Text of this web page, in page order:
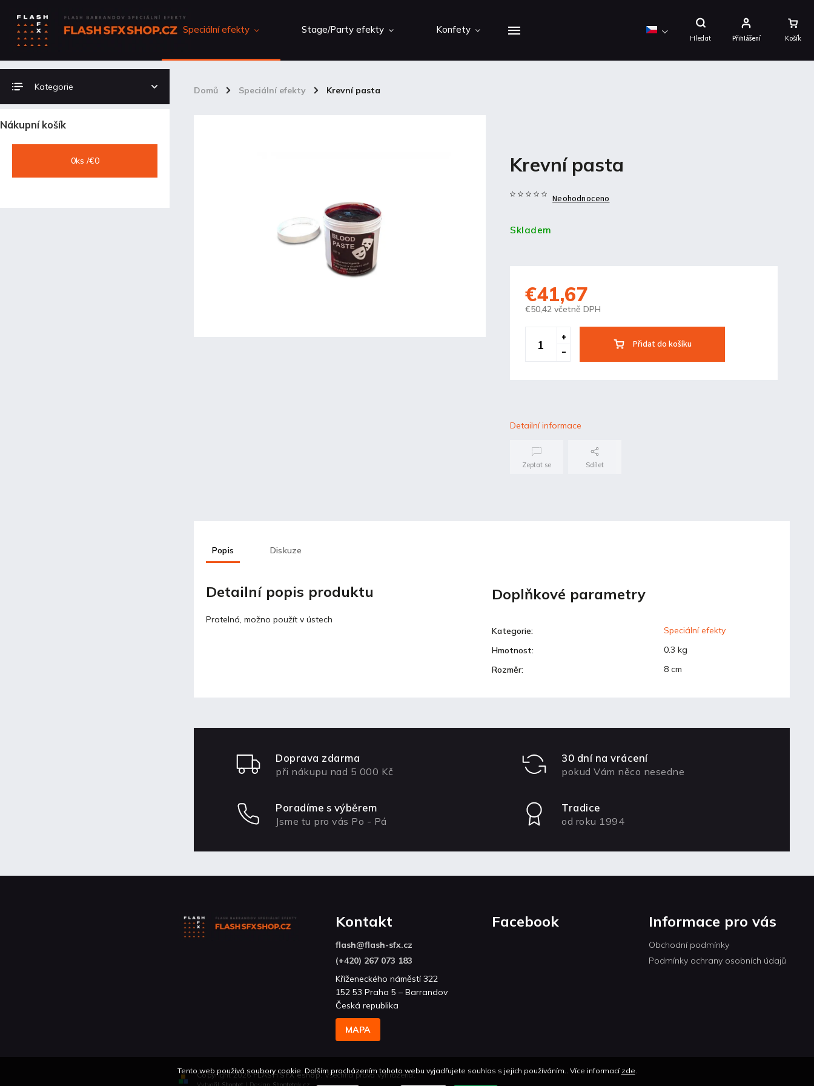
Tento web používá soubory cookie. Dalším procházením tohoto webu vyjadřujete souhlas s jejich používáním.. Více informací zde.
Hledat
Nákupní
Košík
Přihlášení
Speciální efekty Stage/Party efekty Konfety
Domů / Speciální efekty / Krevní pasta
Kategorie
Nákupní košík
0ks /€0 Krevní pasta
Neohodnoceno
Skladem
€41,67
€50,42 včetně DPH
Přidat do košíku
Detailní informace
Zeptat se Sdílet
Popis Diskuze
Detailní popis produktu
Pratelná, možno použít v ústech
Doplňkové parametry
Kategorie:
Speciální efekty
Hmotnost:
0.3 kg
Rozměr: 8 cm
Doprava zdarma
při nákupu nad 5 000 Kč
30 dní na vrácení
pokud Vám něco nesedne
Poradíme s výběrem
Jsme tu pro vás Po - Pá
Tradice
od roku 1994
Kontakt
flash@flash-sfx.cz
(+420) 267 073 183
Kříženeckého náměstí 322
152 53 Praha 5 – Barrandov
Česká republika
MAPA
Facebook Informace pro vás
Obchodní podmínky
Podmínky ochrany osobních údajů
Copyright 2026FLASH SFX eshop. Všechna práva vyhrazena.
Vytvořil Shoptet | Design Shoptetak.cz